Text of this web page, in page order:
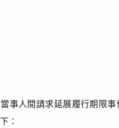
事人間請求延展履行期限
：